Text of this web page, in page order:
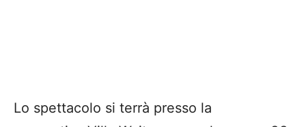
Lo spettacolo si terrà presso la